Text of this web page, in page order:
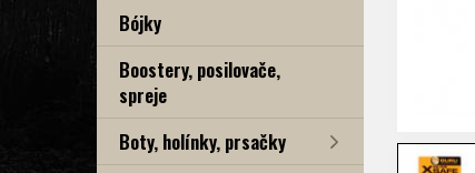
Bójky
Boostery, posilovače,
spreje
Boty, holínky, prsačky